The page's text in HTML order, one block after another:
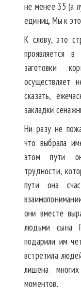
не менее 35 (а
единиц. Мы к
К слову, это
проявляется в
заготовки
осуществляет
сказать,
закладки
Ни разу не
что выбрала
этом пути
трудности,
пути она
они вместе
людьми сына
подарили им
встретила
лишена
моментов.